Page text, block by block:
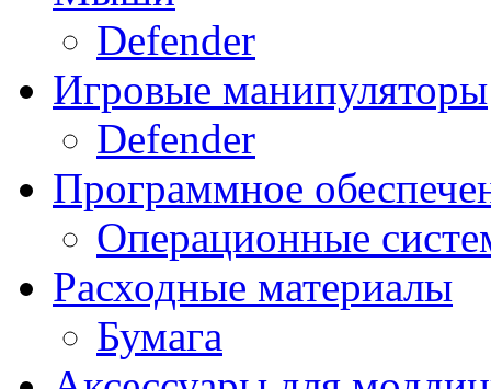
Defender
Игровые манипуляторы
Defender
Программное
Операционные
Расходные материалы
Бумага